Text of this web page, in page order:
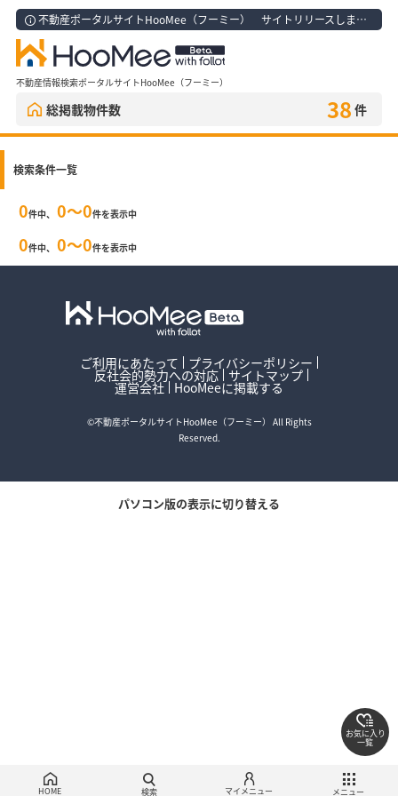
不動産ポータルサイトHooMee（フーミー） サイトリリースしました！
不動産情報検索ポータルサイトHooMee（フーミー）
総掲載物件数 38 件
検索条件一覧
0件中、 0〜0件を表示中
0件中、 0〜0件を表示中
ご利用にあたって プライバシーポリシー
反社会的勢力への対応 サイトマップ
運営会社 HooMeeに掲載する
©不動産ポータルサイトHooMee（フーミー） All Rights
Reserved.
パソコン版の表示に切り替える
HOME 検索 マイメニュー メニュー
お気に入り
一覧